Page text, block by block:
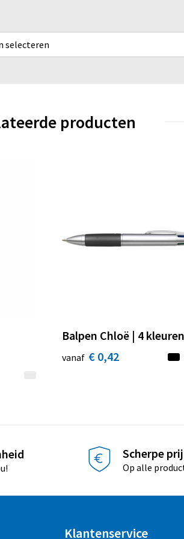
selecteren
producten
Balpen Chloë | 4 kleuren
vanaf € 0,42
Scherpe
Op alle
Klantenservice